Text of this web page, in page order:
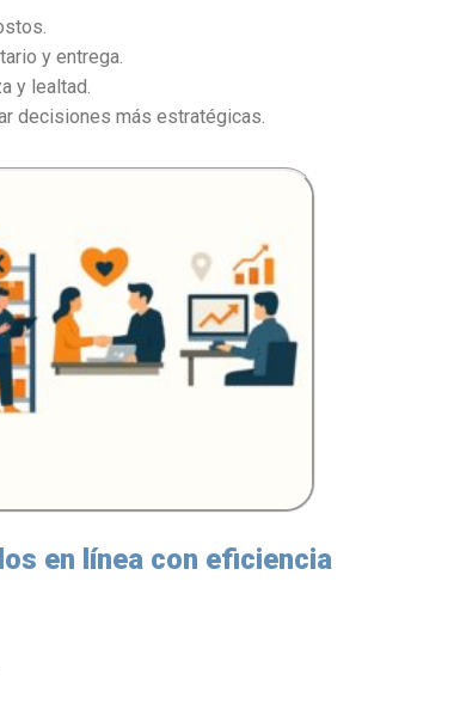
y entrega.
y lealtad.
decisiones más estratégicas.
en línea con eficiencia